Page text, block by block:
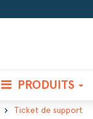
PRODUITS
chevron_right Ticket de support